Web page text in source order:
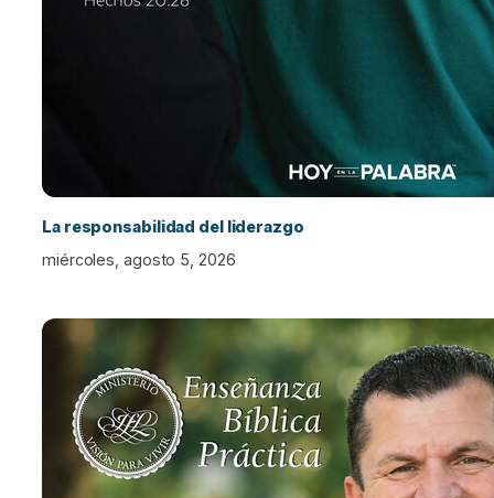
La responsabilidad del liderazgo
miércoles, agosto 5, 2026